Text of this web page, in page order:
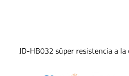
JD-HB032 súper resistencia a